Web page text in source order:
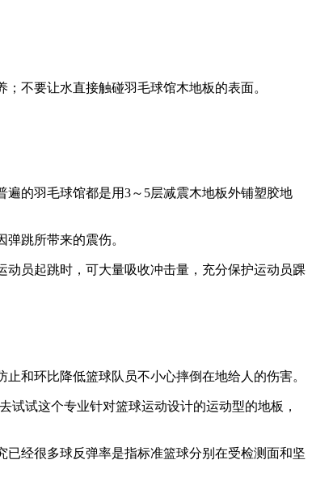
不要让水直接触碰羽毛球馆木地板的表面。
的羽毛球馆都是用3～5层减震木地板外铺塑胶地
跳所带来的震伤。
员起跳时，可大量吸收冲击量，充分保护运动员踝
和环比降低篮球队员不小心摔倒在地给人的伤害。
试这个专业针对篮球运动设计的运动型的地板，
经很多球反弹率是指标准篮球分别在受检测面和坚